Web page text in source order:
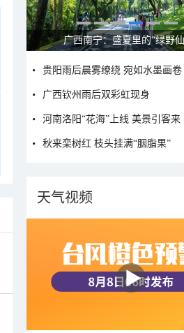
广西南宁：盛夏里的“绿野
贵阳雨后晨雾缭绕 宛如水墨画卷
广西钦州雨后双彩虹现身
河南洛阳“花海”上线 美景引客来
秋来栾树红 枝头挂满“胭脂果”
天气视频